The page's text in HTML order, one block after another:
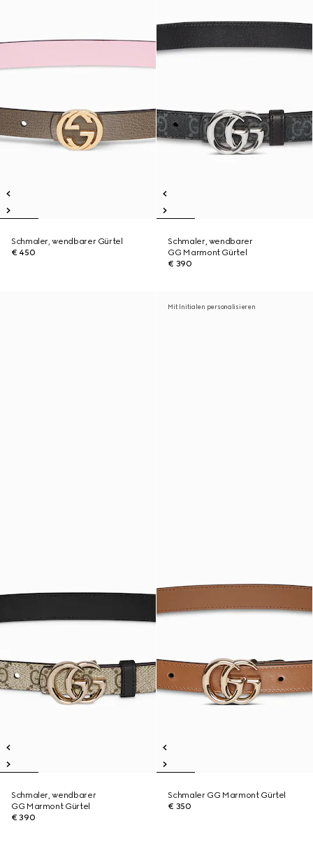
Schmaler, wendbarer Gürtel
€ 450
Schmaler, wendbarer
GG Marmont Gürtel
€ 390
Schmaler, wendbarer
GG Marmont Gürtel
€ 390
Mit Initialen personalisieren
Schmaler GG Marmont Gürtel
€ 350